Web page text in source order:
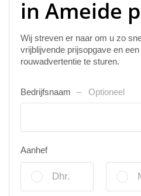
in Ameide
Wij streven er naar om u zo
vrijblijvende prijsopgave en
rouwadvertentie te sturen.
Bedrijfsnaam Optioneel
Aanhef
Dhr.